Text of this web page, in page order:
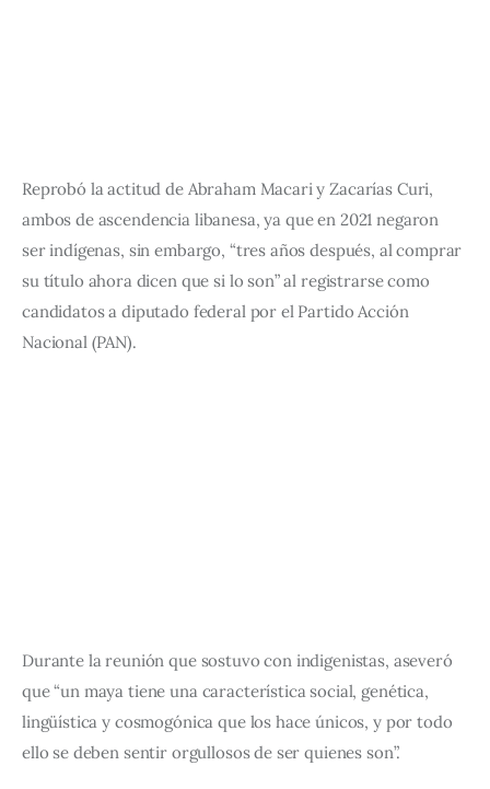
Reprobó la actitud de Abraham Macari y Zacarías Curi,
ambos de ascendencia libanesa, ya que en 2021 negaron
ser indígenas, sin embargo, “tres años después, al comprar
su título ahora dicen que si lo son” al registrarse como
candidatos a diputado federal por el Partido Acción
Nacional (PAN).
Durante la reunión que sostuvo con indigenistas, aseveró
que “un maya tiene una característica social, genética,
lingüística y cosmogónica que los hace únicos, y por todo
ello se deben sentir orgullosos de ser quienes son”.